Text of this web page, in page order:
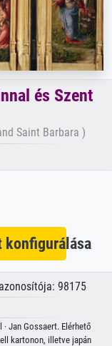
és Szent
Saint Barbara )
98175
Jan Gossaert. Elérhető
kartonon, illetve japán